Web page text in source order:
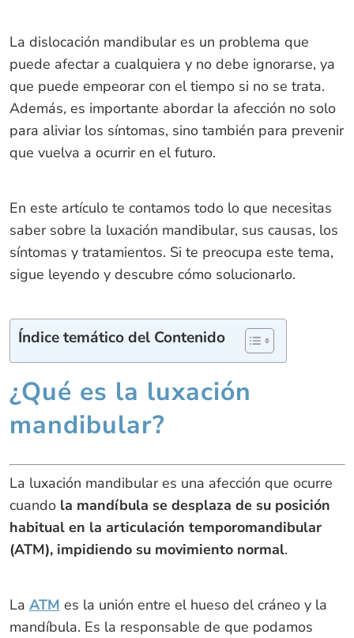
La dislocación mandibular es un problema que
puede afectar a cualquiera y no debe ignorarse, ya
que puede empeorar con el tiempo si no se trata.
Además, es importante abordar la afección no solo
para aliviar los síntomas, sino también para prevenir
que vuelva a ocurrir en el futuro.
En este artículo te contamos todo lo que necesitas
saber sobre la luxación mandibular, sus causas, los
síntomas y tratamientos. Si te preocupa este tema,
sigue leyendo y descubre cómo solucionarlo.
Índice temático del Contenido
¿Qué es la luxación
mandibular?
La luxación mandibular es una afección que ocurre
cuando la mandíbula se desplaza de su posición
habitual en la articulación temporomandibular
(ATM), impidiendo su movimiento normal.
La ATM es la unión entre el hueso del cráneo y la
mandíbula. Es la responsable de que podamos